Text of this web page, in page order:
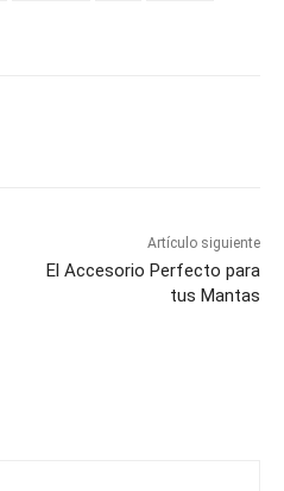
Artículo siguiente
El Accesorio Perfecto para
tus Mantas